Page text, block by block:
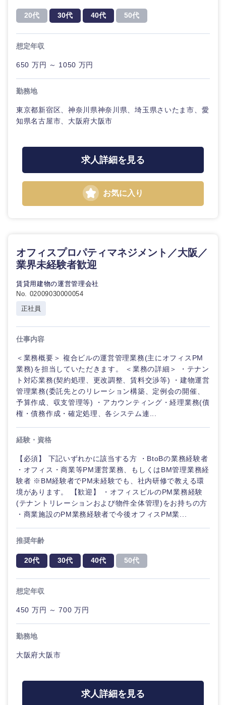
20代 30代 40代 50代
想定年収
650 万円 ～ 1050 万円
勤務地
東京都新宿区、神奈川県神奈川県、埼玉県さいたま市、愛
知県名古屋市、大阪府大阪市
求人詳細を見る
お気に入り
オフィスプロパティマネジメント／大阪／
業界未経験者歓迎
賃貸用建物の運営管理会社
No. 02009030000054
正社員
仕事内容
＜業務概要＞ 複合ビルの運営管理業務(主にオフィスPM
業務)を担当していただきます。 ＜業務の詳細＞ ・テナン
ト対応業務(契約処理、更改調整、賃料交渉等) ・建物運営
管理業務(委託先とのリレーション構築、定例会の開催、
予算作成、収支管理等) ・アカウンティング・経理業務(債
権・債務作成・確定処理、各システム連...
経験・資格
【必須】 下記いずれかに該当する方 ・BtoBの業務経験者
・オフィス・商業等PM運営業務、もしくはBM管理業務経
験者 ※BM経験者でPM未経験でも、社内研修で教える環
境があります。 【歓迎】 ・オフィスビルのPM業務経験
(テナントリレーションおよび物件全体管理)をお持ちの方
・商業施設のPM業務経験者で今後オフィスPM業...
推奨年齢
20代 30代 40代 50代
想定年収
450 万円 ～ 700 万円
勤務地
大阪府大阪市
求人詳細を見る